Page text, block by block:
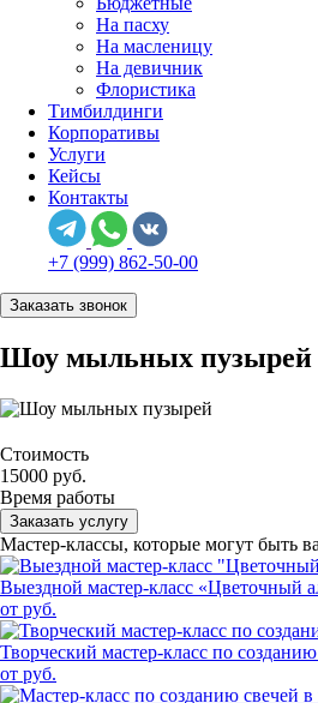
На пасху
На масленицу
На девичник
Флористика
Тимбилдинги
Корпоративы
Услуги
Кейсы
Контакты
+7 (999) 862-50-00
Заказать звонок
Шоу мыльных пузырей
Стоимость
15000 руб.
Время работы
Заказать услугу
Мастер-классы, которые могут быть
Выездной мастер-класс «Цветочный
от руб.
Творческий мастер-класс по
от руб.